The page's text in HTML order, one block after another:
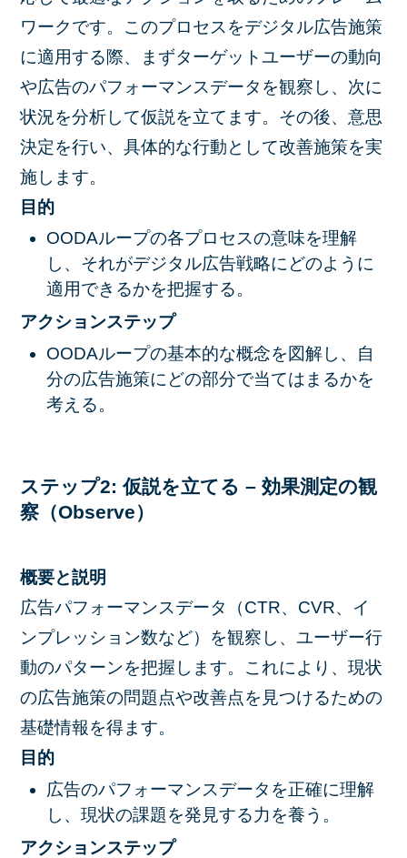
ワークです。このプロセスをデジタル広告施策
に適用する際、まずターゲットユーザーの動向
や広告のパフォーマンスデータを観察し、次に
状況を分析して仮説を立てます。その後、意思
決定を行い、具体的な行動として改善施策を実
施します。
目的
OODAループの各プロセスの意味を理解
し、それがデジタル広告戦略にどのように
適用できるかを把握する。
アクションステップ
OODAループの基本的な概念を図解し、自
分の広告施策にどの部分で当てはまるかを
考える。
ステップ2: 仮説を立てる – 効果測定の観
察（Observe）
概要と説明
広告パフォーマンスデータ（CTR、CVR、イ
ンプレッション数など）を観察し、ユーザー行
動のパターンを把握します。これにより、現状
の広告施策の問題点や改善点を見つけるための
基礎情報を得ます。
目的
広告のパフォーマンスデータを正確に理解
し、現状の課題を発見する力を養う。
アクションステップ